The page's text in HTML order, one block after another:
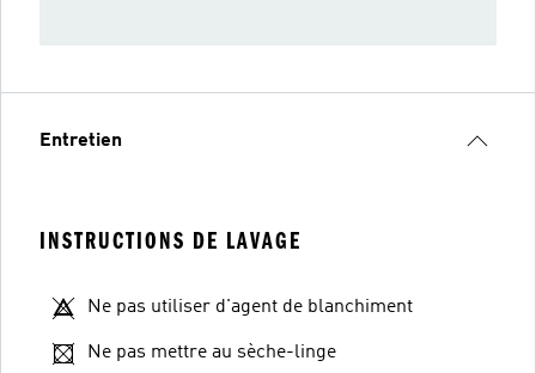
Entretien
INSTRUCTIONS DE LAVAGE
Ne pas utiliser d'agent de blanchiment
Ne pas mettre au sèche-linge